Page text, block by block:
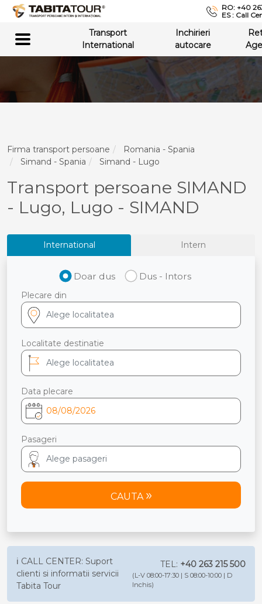
RO: +40
ES : Call
Transport
International
Inchirieri
autocare
Firma transport persoane
Romania - Spania
Simand - Spania
Simand - Lugo
Transport persoane SIMAND
- Lugo, Lugo - SIMAND
International Intern
Doar dus Dus - Intors
Plecare din
Localitate destinatie
Data plecare
Pasageri
CAUTA
ℹ️ CALL CENTER: Suport
clienti si informatii servicii
Tabita Tour
TEL: +40 263 215 500
(L-V 08:00-17:30 | S 08:00-10:00 | D
Inchis)